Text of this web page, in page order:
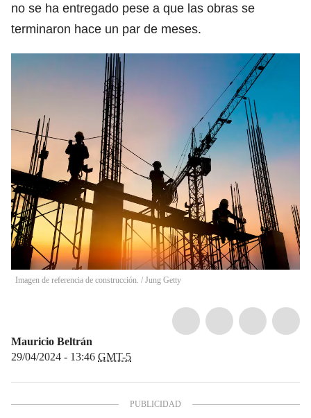
no se ha entregado pese a que las obras se
terminaron hace un par de meses.
Imagen de referencia de construcción. / Jung Getty
Mauricio Beltrán
29/04/2024 - 13:46 GMT-5